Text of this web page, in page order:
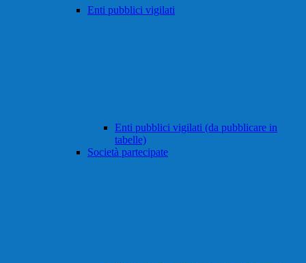
Enti pubblici vigilati
Enti pubblici vigilati (da pubblicare in
tabelle)
Società partecipate